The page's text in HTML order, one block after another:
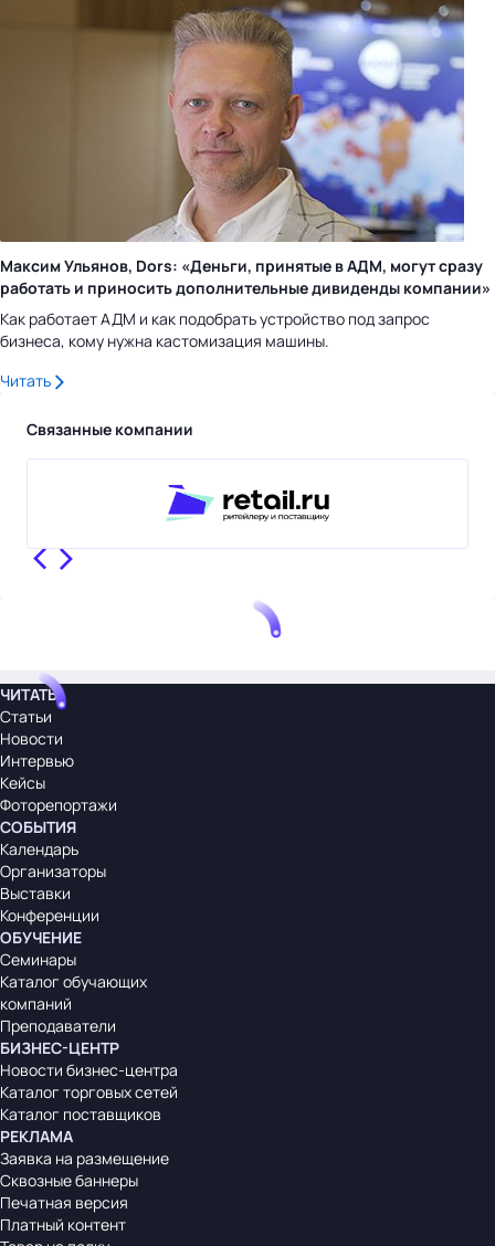
Максим Ульянов, Dors: «Деньги, принятые в АДМ, могут сразу
работать и приносить дополнительные дивиденды компании»
Как работает АДМ и как подобрать устройство под запрос
бизнеса, кому нужна кастомизация машины.
Читать
Связанные компании
ЧИТАТЬ
Статьи
Новости
Интервью
Кейсы
Фоторепортажи
СОБЫТИЯ
Календарь
Организаторы
Выставки
Конференции
ОБУЧЕНИЕ
Семинары
Каталог обучающих
компаний
Преподаватели
БИЗНЕС-ЦЕНТР
Новости бизнес-центра
Каталог торговых сетей
Каталог поставщиков
РЕКЛАМА
Заявка на размещение
Сквозные баннеры
Печатная версия
Платный контент